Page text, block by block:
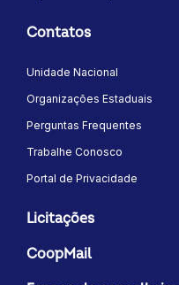
Contatos
Unidade Nacional
Organizações Estaduais
Perguntas Frequentes
Trabalhe Conosco
Portal de Privacidade
Licitações
CoopMail